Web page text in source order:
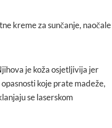
kreme za sunčanje, naočale
je koža osjetljivija jer
koje prate madeže,
se laserskom